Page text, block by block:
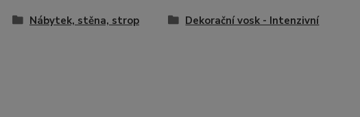
Nábytek, stěna, strop Dekorační vosk - Intenzivní